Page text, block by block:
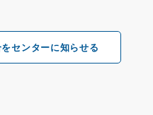
センターに知らせる